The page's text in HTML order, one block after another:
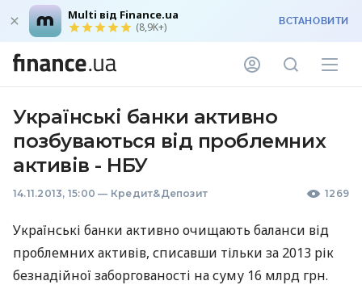
Multi від Finance.ua
(8,9K+) ВСТАНОВИТИ
Українські банки активно
позбуваються від проблемних
активів - НБУ
14.11.2013, 15:00 — Кредит&Депозит 1269
Українські банки активно очищають баланси від
проблемних активів, списавши тільки за 2013 рік
безнадійної заборгованості на суму 16 млрд грн.